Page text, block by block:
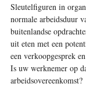
Sleutelfiguren in
normale arbeidsduur
buitenlandse
uit eten met een
een verkoopgesprek
Is uw werknemer op
arbeidsovereenkomst?